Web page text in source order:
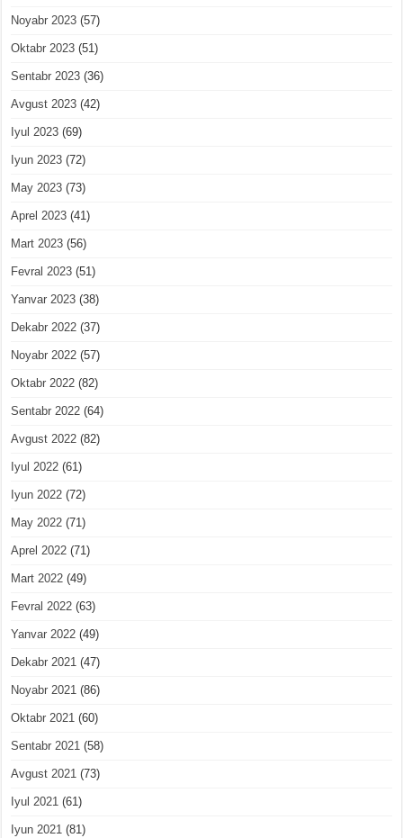
Noyabr 2023 (57)
Oktabr 2023 (51)
Sentabr 2023 (36)
Avgust 2023 (42)
Iyul 2023 (69)
Iyun 2023 (72)
May 2023 (73)
Aprel 2023 (41)
Mart 2023 (56)
Fevral 2023 (51)
Yanvar 2023 (38)
Dekabr 2022 (37)
Noyabr 2022 (57)
Oktabr 2022 (82)
Sentabr 2022 (64)
Avgust 2022 (82)
Iyul 2022 (61)
Iyun 2022 (72)
May 2022 (71)
Aprel 2022 (71)
Mart 2022 (49)
Fevral 2022 (63)
Yanvar 2022 (49)
Dekabr 2021 (47)
Noyabr 2021 (86)
Oktabr 2021 (60)
Sentabr 2021 (58)
Avgust 2021 (73)
Iyul 2021 (61)
Iyun 2021 (81)